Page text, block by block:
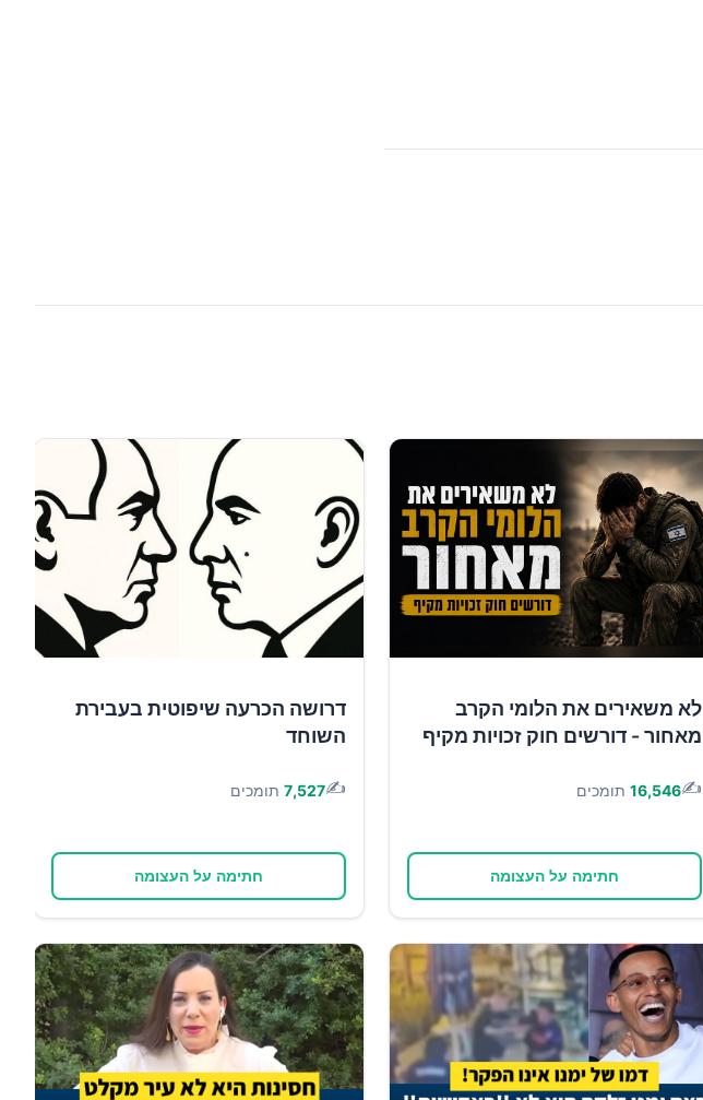
לא משאירים את הלומי הקרב
מאחור - דורשים חוק זכויות מקיף
✍️
16,546 תומכים
חתימה על העצומה
דרושה הכרעה שיפוטית בעבירת
השוחד
✍️
7,527 תומכים
חתימה על העצומה